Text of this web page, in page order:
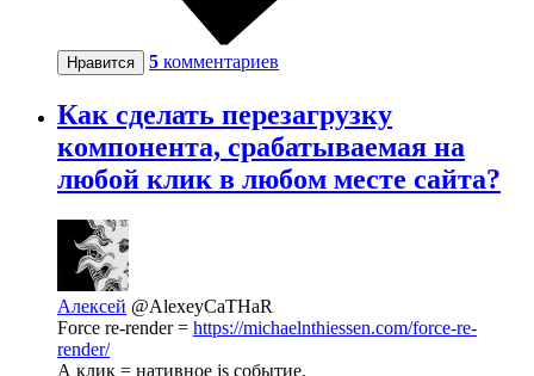
Нравится 5 комментариев
Как сделать перезагрузку
компонента, срабатываемая на
любой клик в любом месте сайта?
Алексей @AlexeyCaTHaR
Force re-render = https://michaelnthiessen.com/force-re-
render/
А клик = нативное js событие.